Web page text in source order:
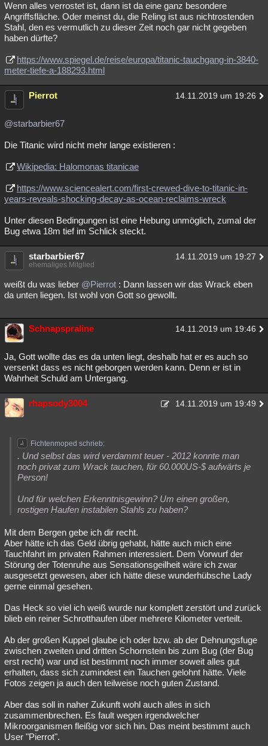
Wenn alles verrostet ist, dann ist da eine ganz besondere
Angriffsfläche. Oder meinst du, die Reling ist aus nichtrostenden
Stahl, den es vermutlich zu dieser Zeit noch gar nicht gegeben
haben dürfte?
https://www.spiegel.de/reise/europa/titanic-tauchgang-in-3840-
meter-tiefe-a-188293.html
Pierrot 14.11.2019 um 19:26
@starbarbier67
Die Titanic wird nicht mehr lange existieren :
Wikipedia: Halomonas titanicae
https://www.sciencealert.com/first-crewed-dive-to-titanic-in-
years-reveals-shocking-decay-as-ocean-reclaims-wreck
Unter diesen Bedingungen ist eine Hebung unmöglich, zumal der
Bug etwa 18m tief im Schlick steckt.
starbarbier67 14.11.2019 um 19:27
ehemaliges Mitglied
weißt du was lieber @Pierrot : Dann lassen wir das Wrack eben
da unten liegen. Ist wohl von Gott so gewollt.
Schnapspraline 14.11.2019 um 19:46
Ja, Gott wollte das es da unten liegt, deshalb hat er es auch so
versenkt dass es nicht geborgen werden kann. Denn er ist in
Wahrheit Schuld am Untergang.
rhapsody3004 14.11.2019 um 19:49
Fichtenmoped schrieb:
. Und selbst das wird verdammt teuer - 2012 konnte man
noch privat zum Wrack tauchen, für 60.000US-$ aufwärts je
Person!
Und für welchen Erkenntnisgewinn? Um einen großen,
rostigen Haufen instabilen Stahls zu haben?
Mit dem Bergen gebe ich dir recht.
Aber hätte ich das Geld übrig gehabt, hätte auch mich eine
Tauchfahrt im privaten Rahmen interessiert. Dem Vorwurf der
Störung der Totenruhe aus Sensationsgeilheit wäre ich zwar
ausgesetzt gewesen, aber ich hätte diese wunderhübsche Lady
gerne einmal gesehen.
Das Heck so viel ich weiß wurde nur komplett zerstört und zurück
blieb ein reiner Schrotthaufen über mehrere Kilometer verteilt.
Ab der großen Kuppel glaube ich oder bzw. ab der Dehnungsfuge
zwischen zweiten und dritten Schornstein bis zum Bug (der Bug
erst recht) war und ist bestimmt noch immer soweit alles gut
erhalten, dass sich zumindest ein Tauchen gelohnt hätte. Viele
Fotos zeigen ja auch den teilweise noch guten Zustand.
Aber das soll in naher Zukunft wohl auch alles in sich
zusammenbrechen. Es fault wegen irgendwelcher
Mikroorganismen fleißig vor sich hin. Das meint bestimmt auch
User "Pierrot".